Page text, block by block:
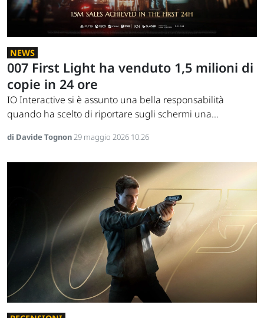
NEWS
007 First Light ha venduto 1,5 milioni di
copie in 24 ore
IO Interactive si è assunto una bella responsabilità
quando ha scelto di riportare sugli schermi una...
di Davide Tognon29 maggio 2026 10:26